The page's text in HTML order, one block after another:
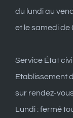
du lundi au
et le samedi de
Service État civil
Etablissement
sur rendez-
Lundi : fermé